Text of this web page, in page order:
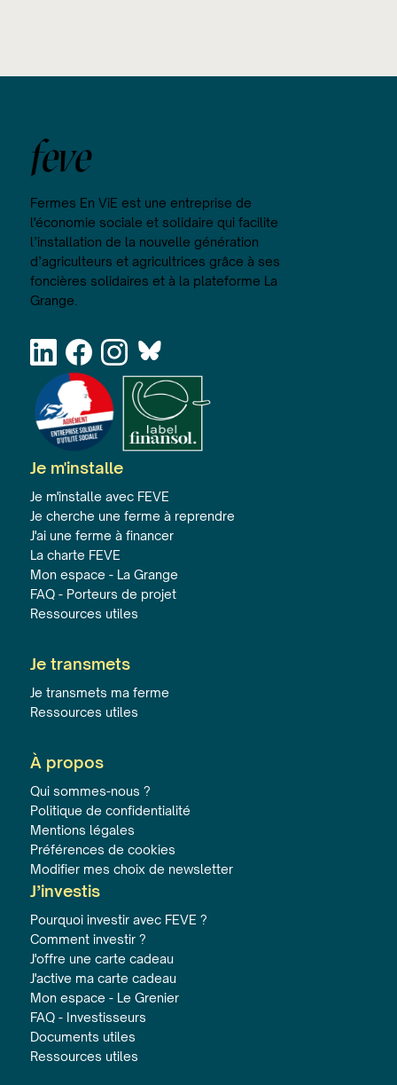
feve
Fermes En ViE est une entreprise de
l'économie sociale et solidaire qui facilite
l’installation de la nouvelle génération
d’agriculteurs et agricultrices grâce à ses
foncières solidaires et à la plateforme La
Grange.
Je m'installe
Je m'installe avec FEVE
Je cherche une ferme à reprendre
J'ai une ferme à financer
La charte FEVE
Mon espace - La Grange
FAQ - Porteurs de projet
Ressources utiles
Je transmets
Je transmets ma ferme
Ressources utiles
À propos
Qui sommes-nous ?
Politique de confidentialité
Mentions légales
Préférences de cookies
Modifier mes choix de newsletter
J’investis
Pourquoi investir avec FEVE ?
Comment investir ?
J'offre une carte cadeau
J'active ma carte cadeau
Mon espace - Le Grenier
FAQ - Investisseurs
Documents utiles
Ressources utiles